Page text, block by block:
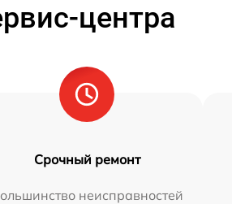
центра
Срочный ремонт
неисправностей